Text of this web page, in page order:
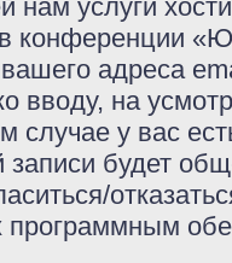
нам услуги
конференции
адреса
вводу, на
случае у вас
будет
программным